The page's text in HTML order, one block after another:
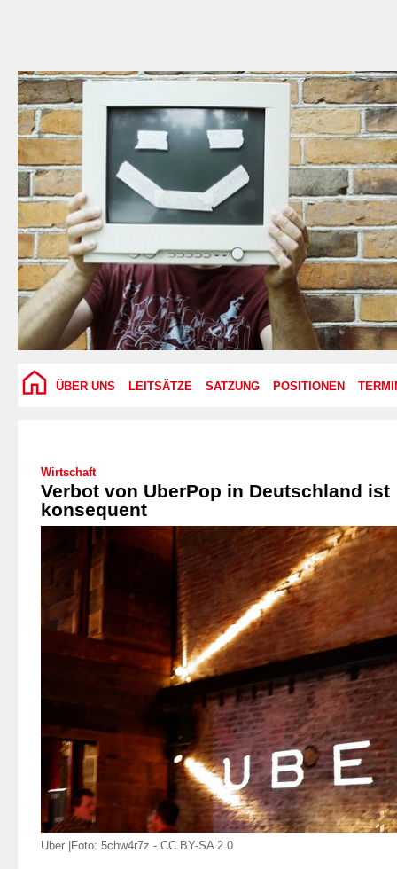
ÜBER UNS LEITSÄTZE SATZUNG POSITIONEN
Wirtschaft
Verbot von UberPop in Deutschland ist
konsequent
Uber |Foto: 5chw4r7z - CC BY-SA 2.0